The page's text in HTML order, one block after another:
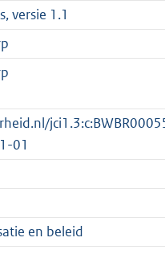
versie 1.1
01
en beleid